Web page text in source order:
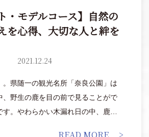
・モデルコース】自然の
を心得、大切な人と絆を
2021.12.24
。県随一の観光名所「奈良公園」は
、野生の鹿を目の前で見ることがで
。やわらかい木漏れ日の中、鹿に